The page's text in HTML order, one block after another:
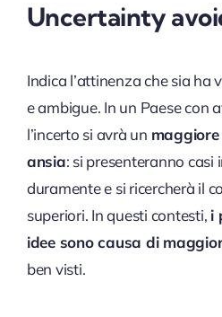
Uncertainty
Indica l’attinenza che sia ha
e ambigue. In un Paese con
l’incerto si avrà un
ansia: si presenteranno casi
duramente e si ricercherà il
superiori. In questi contesti, i
idee sono causa di
ben visti.